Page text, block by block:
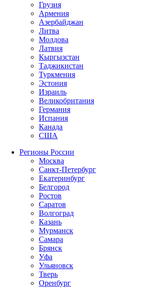
Грузия
Армения
Азербайджан
Литва
Молдова
Латвия
Кыргызстан
Таджикистан
Туркмения
Эстония
Израиль
Великобритания
Германия
Испания
Канада
США
Регионы России
Москва
Санкт-Петербург
Екатеринбург
Белгород
Ростов
Саратов
Волгоград
Казань
Мурманск
Самара
Брянск
Уфа
Ульяновск
Тверь
Оренбург